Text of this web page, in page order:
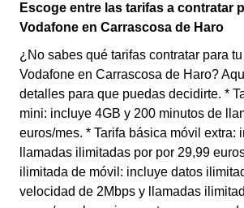
Escoge entre las tarifas a contratar
Vodafone en Carrascosa de Haro
¿No sabes qué tarifas contratar para
Vodafone en Carrascosa de Haro?
detalles para que puedas decidirte. *
mini: incluye 4GB y 200 minutos de
euros/mes. * Tarifa básica móvil extra:
llamadas ilimitadas por por 29,99
ilimitada de móvil: incluye datos
velocidad de 2Mbps y llamadas